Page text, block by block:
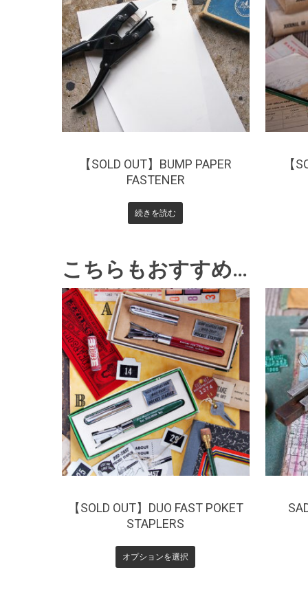
¥7,700
【SOLD OUT】BUMP PAPER
FASTENER
続きを読む
¥
【
こちらもおすすめ…
¥7,700
【SOLD OUT】DUO FAST POKET
STAPLERS
オプションを選択
¥